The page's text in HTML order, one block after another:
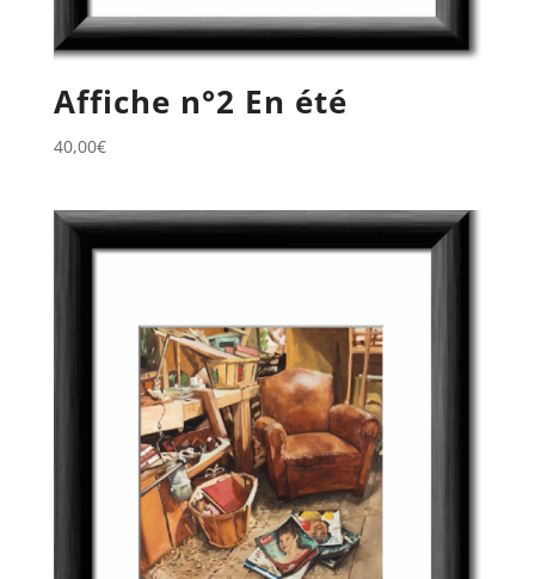
Affiche n°2 En été
40,00€